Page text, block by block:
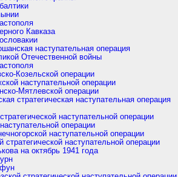
Кавказа
наступательная операция
Отечественной войны
Козельской операции
наступательной операции
Мятлевской операции
стратегическая наступательная операция
наступательной операции
операции
наступательной операции
стратегической наступательной операции
на октябрь 1941 года